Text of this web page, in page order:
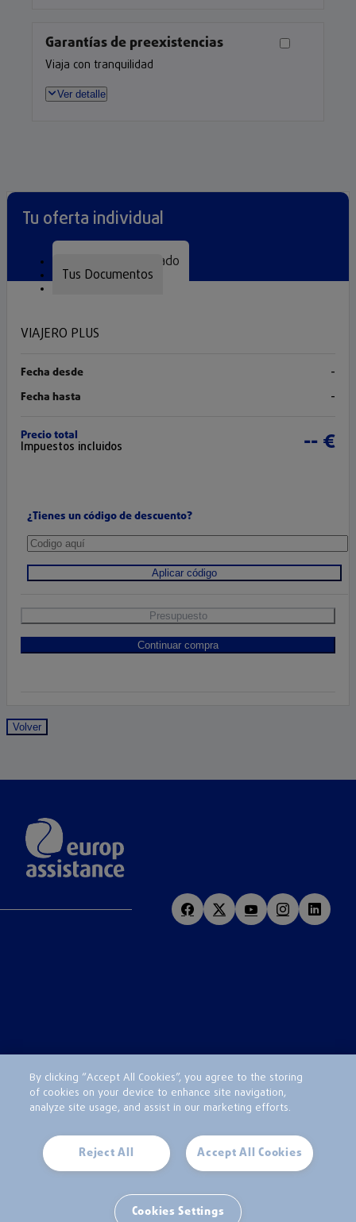
By clicking “Accept All Cookies”, you agree to the storing
of cookies on your device to enhance site navigation,
analyze site usage, and assist in our marketing efforts.
Accept All Cookies
Reject All
Cookies Settings
Garantías de preexistencias
Viaja con tranquilidad
Ver detalle
Tu oferta individual
Seguro Personalizado
Tus Documentos
VIAJERO PLUS
Fecha desde -
Fecha hasta -
Precio total
Impuestos incluidos
-- €
¿Tienes un código de descuento?
Aplicar código
Presupuesto
Continuar compra
Volver